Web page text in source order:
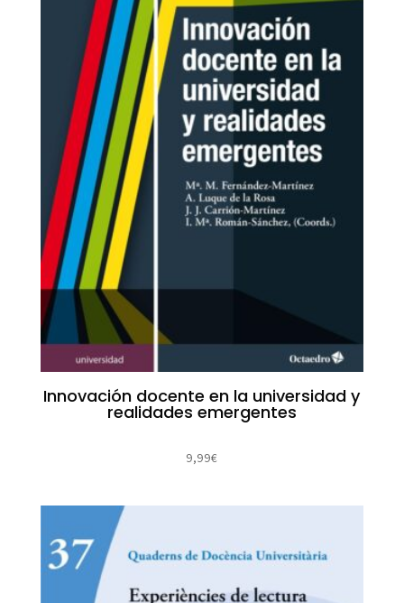
Innovación docente en la universidad y
realidades emergentes
9,99€